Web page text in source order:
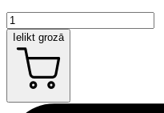
Ielikt grozā